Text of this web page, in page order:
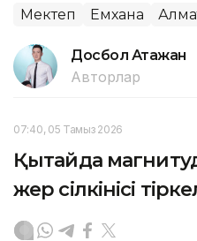
Мектеп Емхана
Досбол Атажан
Авторлар
07:40, 05 Тамыз 2026
Қытайда
жер сілкінісі